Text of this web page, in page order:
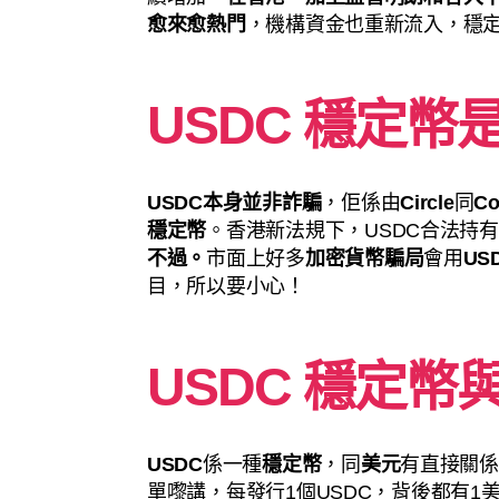
愈來愈熱門 ，機構資金也重新流入，穩
USDC 穩定幣
USDC本身並非詐騙，佢係由Circle同
穩定幣。香港新法規下，USDC合法持
不過。 市面上好多加密貨幣騙局會用
目，所以要小心！
USDC 穩定幣
USDC係一種穩定幣，同 美元有直接關
單嚟講，每發行1個USDC，背後都有1